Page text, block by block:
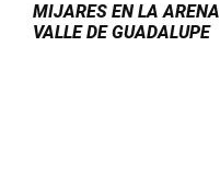
MIJARES EN LA ARENA
VALLE DE GUADALUPE